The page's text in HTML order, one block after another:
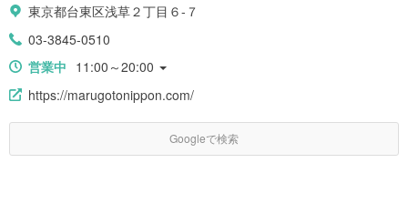
東京都台東区浅草２丁目６-７
03-3845-0510
営業中 11:00～20:00
https://marugotonippon.com/
Googleで検索